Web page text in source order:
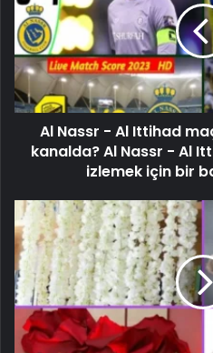
Al Nassr - Al Ittihad
kanalda? Al Nassr - Al
izlemek için bir